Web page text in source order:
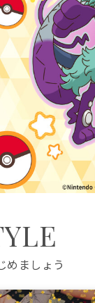
めましょう